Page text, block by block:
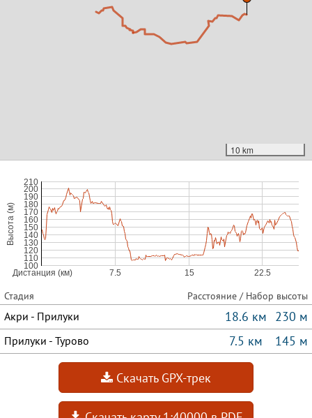
10 km
Стадия Расстояние / Набор высоты
Акри - Прилуки 18.6 км 230 м
Прилуки - Турово 7.5 км 145 м
Скачать GPX-трек